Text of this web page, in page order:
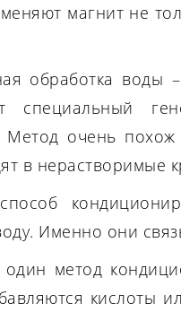
магнит не
обработка воды
специальный
Метод очень похож
в нерастворимые
Именно они
метод
кислоты